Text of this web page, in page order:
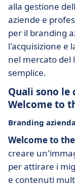
alla gestione
aziende e
per il branding
l'acquisizione e
nel mercato del
semplice.
Quali sono
Welcome to
Branding
Welcome to
creare
per attirare i
e contenuti